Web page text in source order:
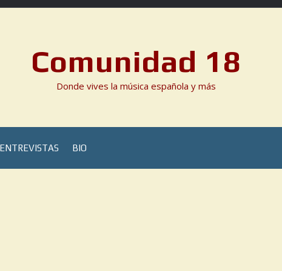
Comunidad 18
Donde vives la música española y más
ENTREVISTAS BIO